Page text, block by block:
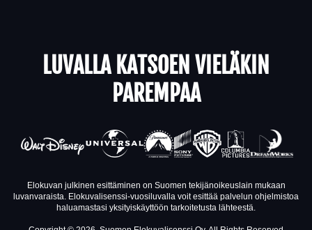
LUVALLA KATSOEN VIELÄKIN
PAREMPAA
Elokuvan julkinen esittäminen on Suomen tekijänoikeuslain mukaan
luvanvaraista. Elokuvalisenssi-vuosiluvalla voit esittää palvelun ohjelmistoa
haluamastasi yksityiskäyttöön tarkoitetusta lähteestä.